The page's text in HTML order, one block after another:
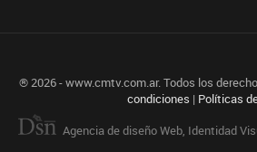
® 2026 - www.cmtv.com.ar. Todos los
condiciones | Políticas
Agencia de diseño Web, Identidad